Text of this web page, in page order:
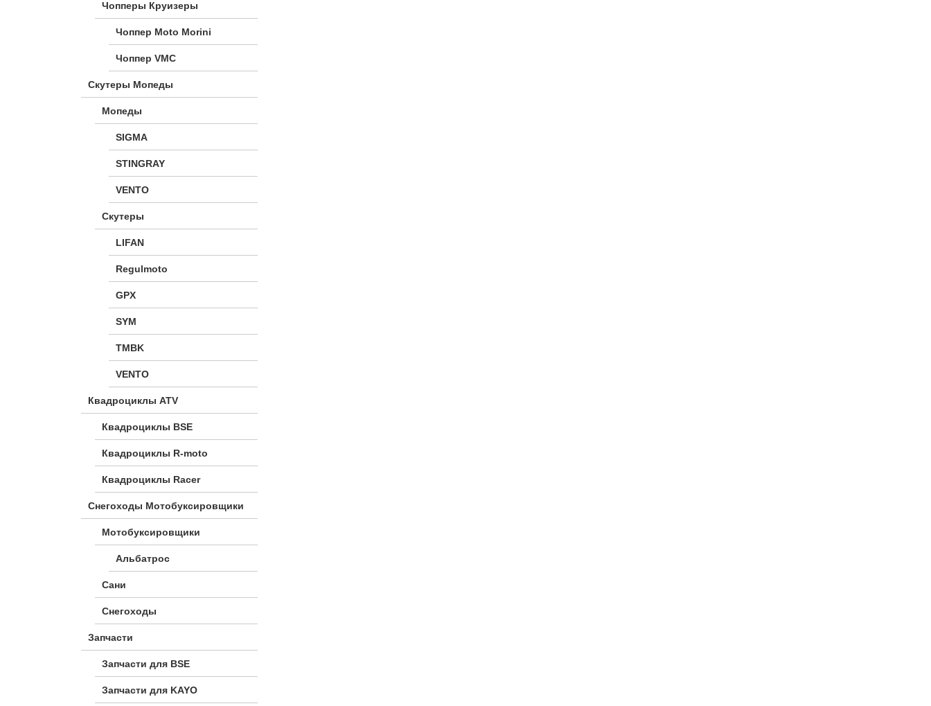
Чопперы Круизеры
Чоппер Moto Morini
Чоппер VMC
Скутеры Мопеды
Мопеды
SIGMA
STINGRAY
VENTO
Скутеры
LIFAN
Regulmoto
GPX
SYM
TMBK
VENTO
Квадроциклы ATV
Квадроциклы BSE
Квадроциклы R-moto
Квадроциклы Racer
Снегоходы Мотобуксировщики
Мотобуксировщики
Альбатрос
Сани
Снегоходы
Запчасти
Запчасти для BSE
Запчасти для KAYO